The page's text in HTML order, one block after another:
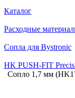
Каталог
Расходные
Сопла для Bystronic
HK PUSH-FIT
Сопло 1,7 мм